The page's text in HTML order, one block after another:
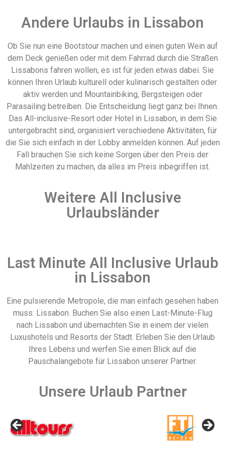
Andere Urlaubs in Lissabon
Ob Sie nun eine Bootstour machen und einen guten Wein auf
dem Deck genießen oder mit dem Fahrrad durch die Straßen
Lissabons fahren wollen, es ist für jeden etwas dabei. Sie
können Ihren Urlaub kulturell oder kulinarisch gestalten oder
aktiv werden und Mountainbiking, Bergsteigen oder
Parasailing betreiben. Die Entscheidung liegt ganz bei Ihnen.
Das All-inclusive-Resort oder Hotel in Lissabon, in dem Sie
untergebracht sind, organisiert verschiedene Aktivitäten, für
die Sie sich einfach in der Lobby anmelden können. Auf jeden
Fall brauchen Sie sich keine Sorgen über den Preis der
Mahlzeiten zu machen, da alles im Preis inbegriffen ist.
Weitere All Inclusive
Urlaubsländer
Last Minute All Inclusive Urlaub
in Lissabon
Eine pulsierende Metropole, die man einfach gesehen haben
muss: Lissabon. Buchen Sie also einen Last-Minute-Flug
nach Lissabon und übernachten Sie in einem der vielen
Luxushotels und Resorts der Stadt. Erleben Sie den Urlaub
Ihres Lebens und werfen Sie einen Blick auf die
Pauschalangebote für Lissabon unserer Partner.
Unsere Urlaub Partner